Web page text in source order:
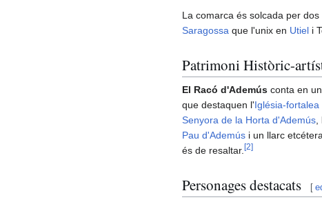
La comarca és solcada per
Saragossa que l'unix en Utiel i
Patrimoni Històric-
El Racó d'Ademús conta en
que destaquen l'Iglésia-
Senyora de la Horta d'Ademús,
Pau d'Ademús i un llarc
és de resaltar. [2]
Personages destacats [